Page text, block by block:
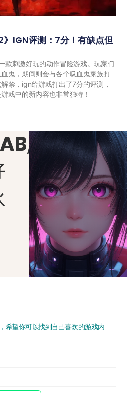
》IGN评测：7分！有缺点但
款刺激好玩的动作冒险游戏。玩家们
鬼，期间则会与各个吸血鬼家族打
禁，ign给游戏打出了7分的评测，
戏中的新内容也非常独特！
,
希望你可以找到自己喜欢的游戏内